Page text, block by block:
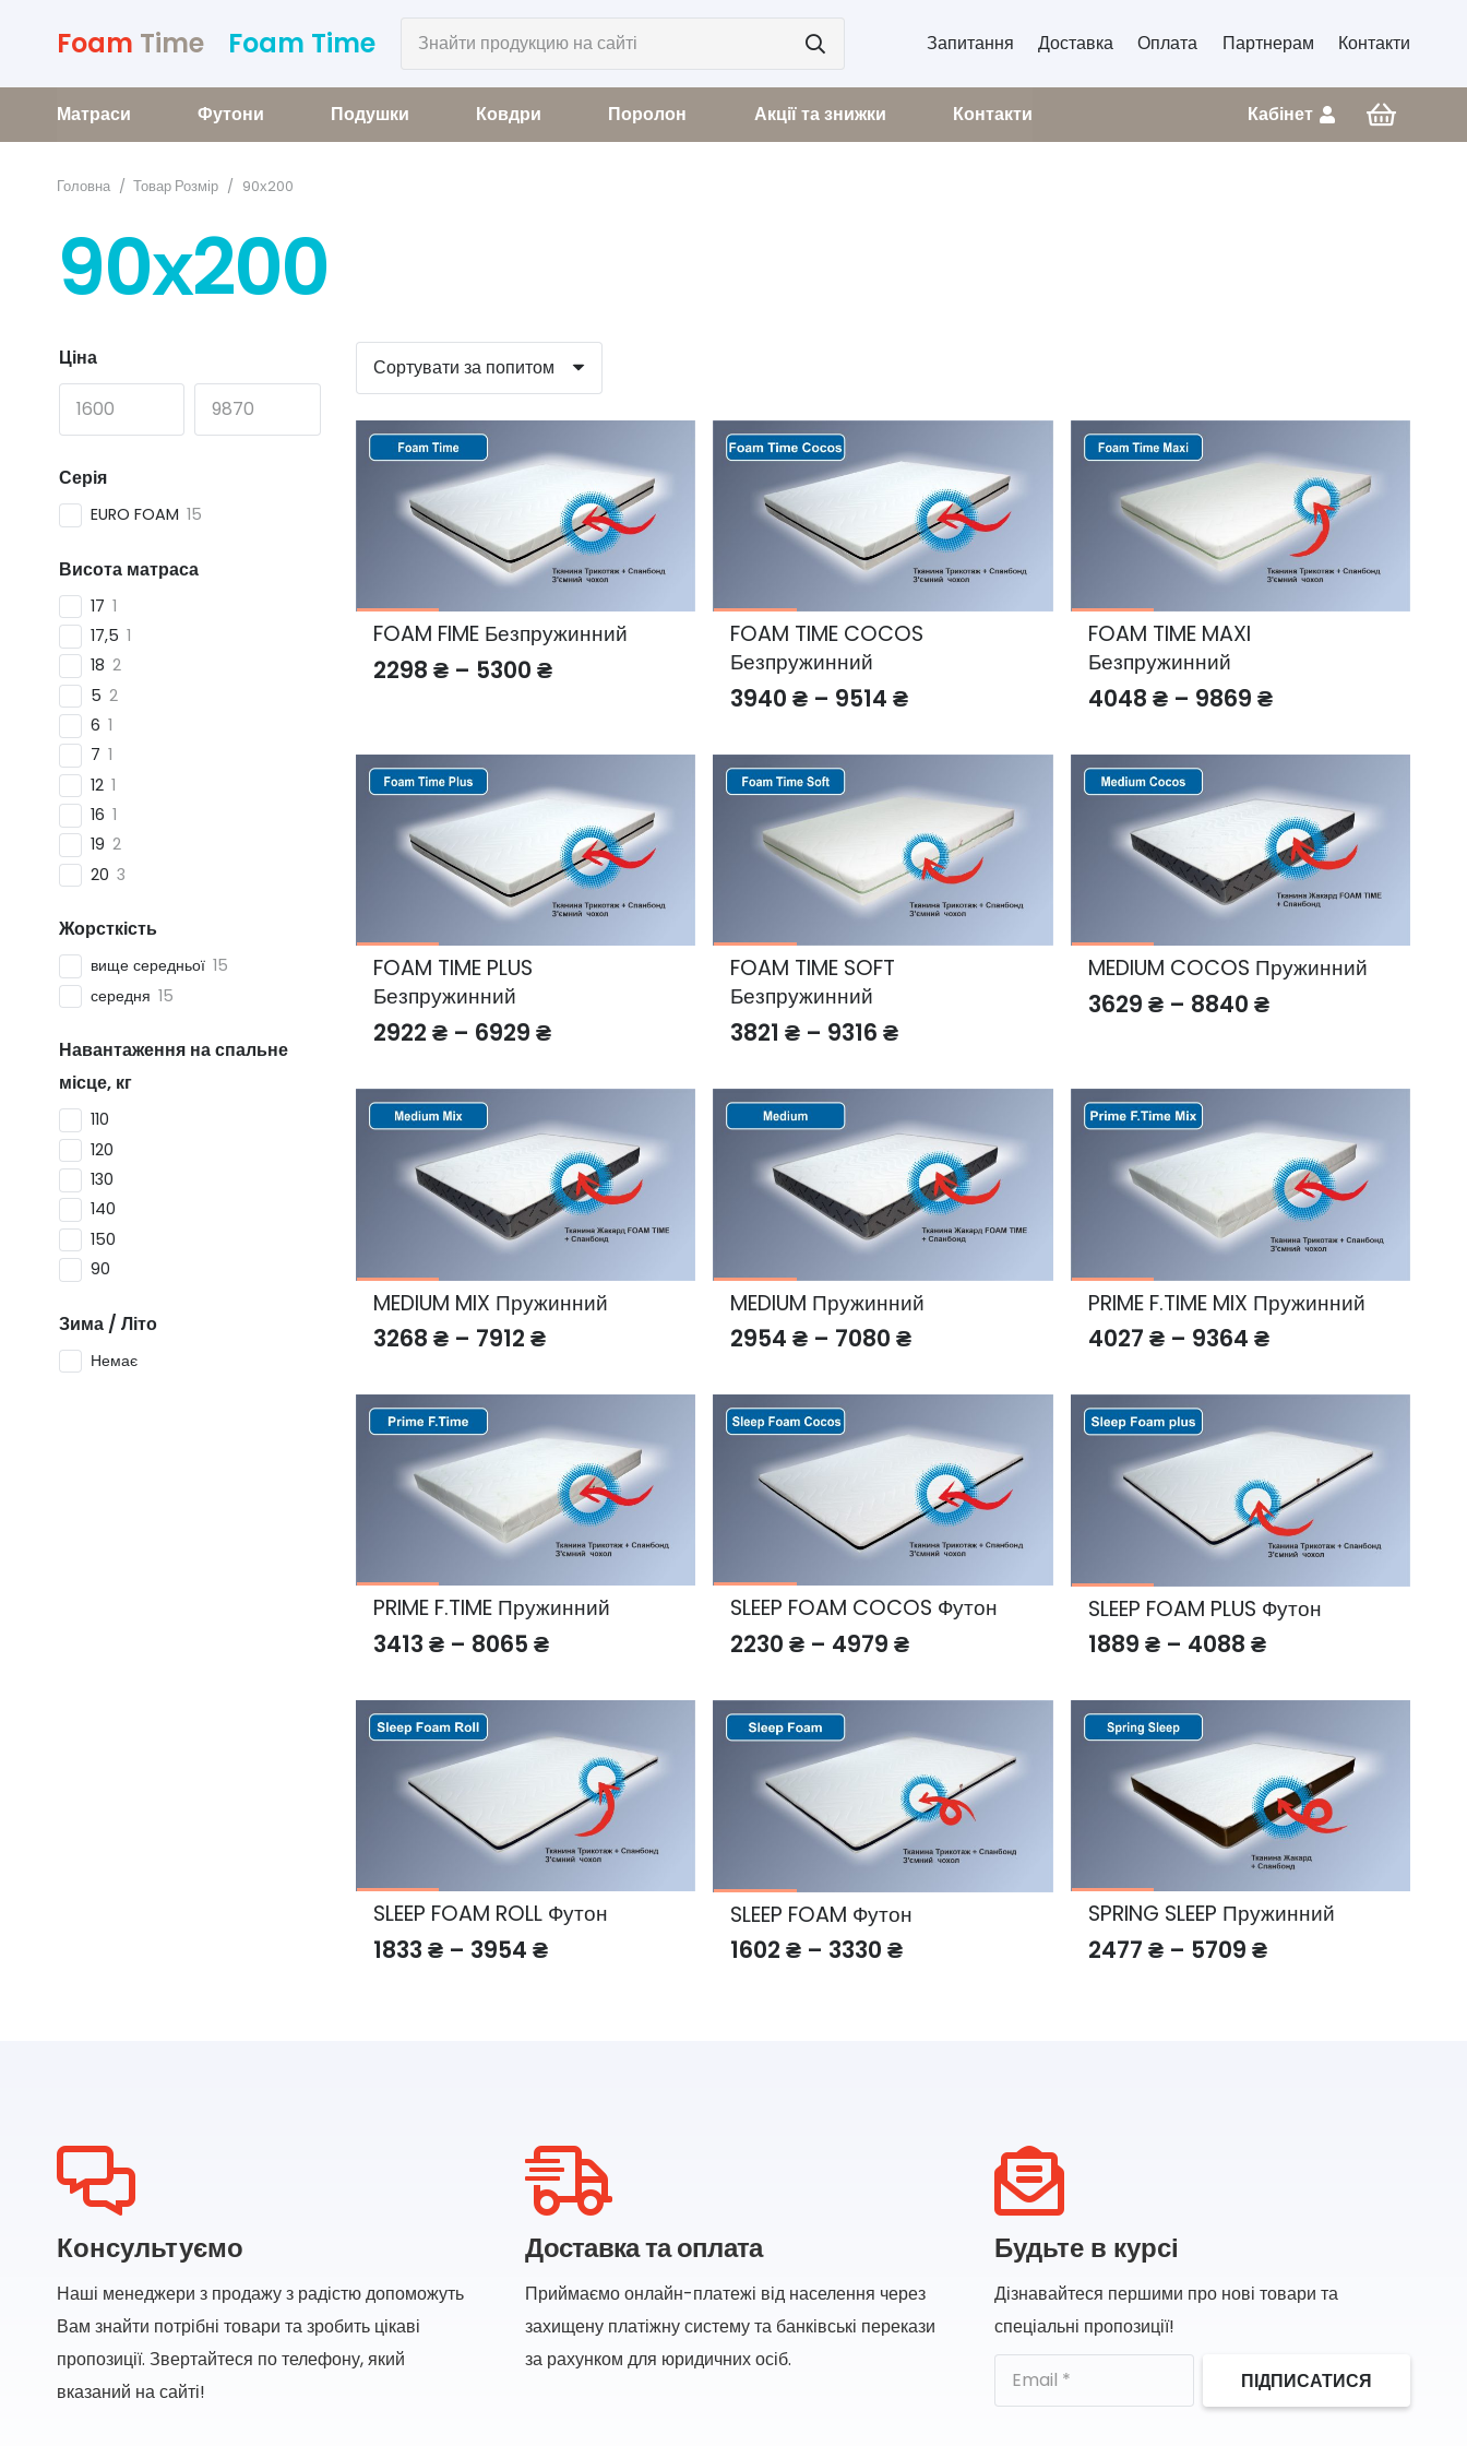
Foam Time Foam Time Запитання Доставка Оплата Партнерам Контакти
Матраси Футони Подушки Ковдри Поролон Акції та знижки Контакти Кабінет
Головна / Товар Розмір / 90х200
90х200
Ціна
Серія
EURO FOAM 15
Висота матраса
17 1
17,5 1
18 2
5 2
6 1
7 1
12 1
16 1
19 2
20 3
Жорсткість
вище середньої 15
середня 15
Навантаження на спальне
місце, кг
110
120
130
140
150
90
Зима / Літо
Немає
FOAM FIME Безпружинний
2298 ₴ – 5300 ₴Price
through
5300 ₴
FOAM TIME COCOS
Безпружинний
3940₴ – 9514₴Price
3940 ₴
through
9514 ₴
FOAM TIME MAXI
Безпружинний
4048 ₴ – 9869 ₴Price
4048 ₴
through
9869 ₴
FOAM TIME PLUS
Безпружинний
2922 ₴ – 6929 ₴Price
2922 ₴
through
6929 ₴
FOAM TIME SOFT
Безпружинний
3821₴ – 9316₴Price
3821 ₴
through
9316 ₴
MEDIUM COCOS Пружинний
3629 ₴ – 8840 ₴Price
through
8840 ₴
MEDIUM MIX Пружинний
3268 ₴ – 7912 ₴Price
3268 ₴
through
7912 ₴
MEDIUM Пружинний
2954₴ – 7080₴Price
2954 ₴
through
7080 ₴
PRIME F.TIME MIX Пружинний
4027 ₴ – 9364 ₴Price
4027 ₴
through
9364 ₴
PRIME F.TIME Пружинний
3413 ₴ – 8065 ₴Price
3413 ₴
through
8065 ₴
SLEEP FOAM COCOS Футон
2230₴ – 4979₴Price
2230 ₴
through
4979 ₴
SLEEP FOAM PLUS Футон
1889 ₴ – 4088 ₴Price
1889 ₴
through
4088 ₴
SLEEP FOAM ROLL Футон
1833 ₴ – 3954 ₴Price
SLEEP FOAM Футон
1602₴ – 3330₴Price
SPRING SLEEP Пружинний
2477 ₴ – 5709 ₴Price
Консультуємо
Наші менеджери з продажу з радістю допоможуть
Вам знайти потрібні товари та зробить цікаві
пропозиції. Звертайтеся по телефону, який
вказаний на сайті!
Доставка та оплата
Приймаємо онлайн-платежі від населення через
захищену платіжну систему та банківські перекази
за рахунком для юридичних осіб.
Будьте в курсі
Дізнавайтеся першими про нові товари та
спеціальні пропозиції!
ПІДПИСАТИСЯ